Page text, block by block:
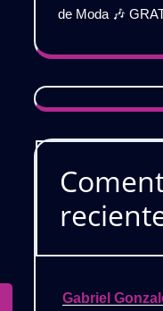
de Moda 🎶
Gabriel